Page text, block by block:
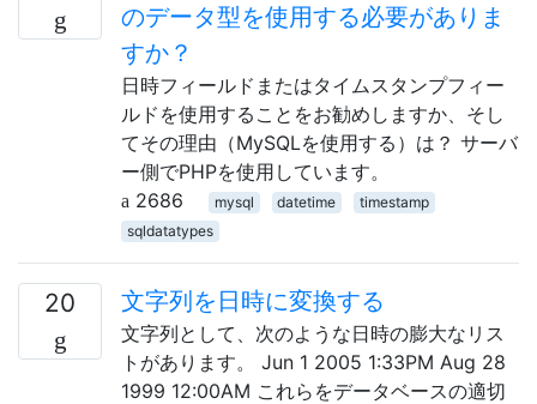
のデータ型を使用する必要がありま
すか？
日時フィールドまたはタイムスタンプフィー
ルドを使用することをお勧めしますか、そし
てその理由（MySQLを使用する）は？ サーバ
ー側でPHPを使用しています。
2686
mysql datetime
timestamp
sqldatatypes
20 文字列を日時に変換する
文字列として、次のような日時の膨大なリス
トがあります。 Jun 1 2005 1:33PM Aug 28
1999 12:00AM これらをデータベースの適切